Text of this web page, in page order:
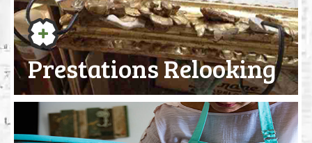
Prestations Relooking